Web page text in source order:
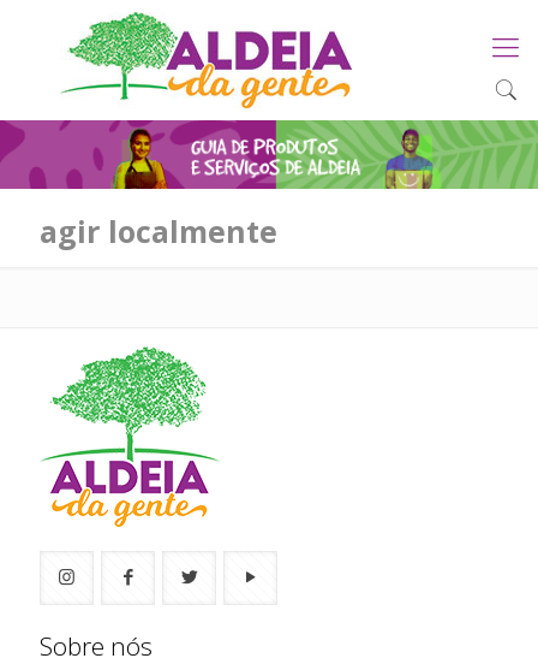
agir localmente
Sobre nós